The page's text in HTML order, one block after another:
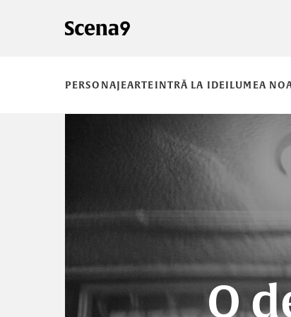
PERSONAJEARTEINTRĂ LA IDEILUMEA
O